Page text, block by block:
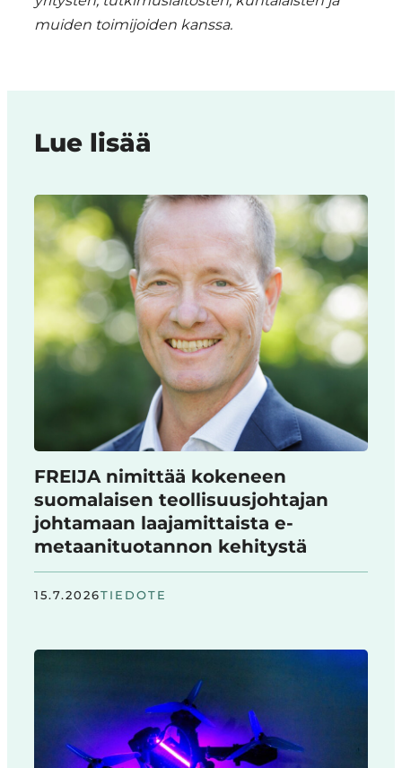
muiden toimijoiden kanssa.
Lue lisää
FREIJA nimittää kokeneen
suomalaisen teollisuusjohtajan
johtamaan laajamittaista e-
metaanituotannon kehitystä
15.7.2026TIEDOTE